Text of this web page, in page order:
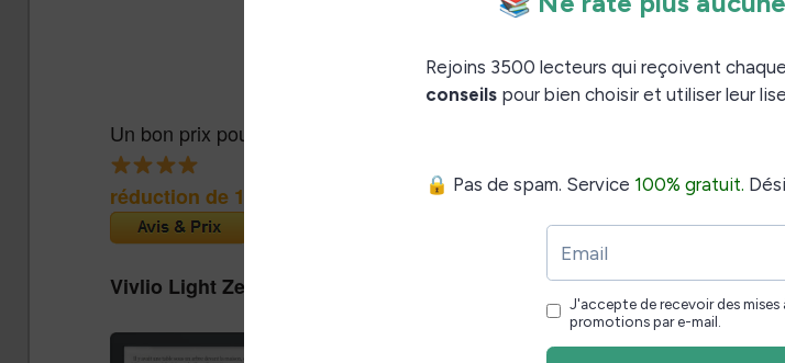
Un bon prix pour une liseuse couleur abordable.
réduction de 15€
Vivlio Light Zen + Housse